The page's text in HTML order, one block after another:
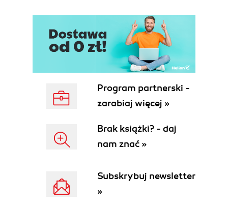
Program partnerski -
zarabiaj więcej »
Brak książki? - daj
nam znać »
Subskrybuj newsletter
»